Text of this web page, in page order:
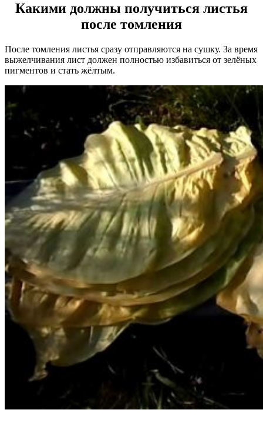
Какими должны получиться листья
после томления
После томления листья сразу отправляются на сушку. За время
выжелчивания лист должен полностью избавиться от зелёных
пигментов и стать жёлтым.